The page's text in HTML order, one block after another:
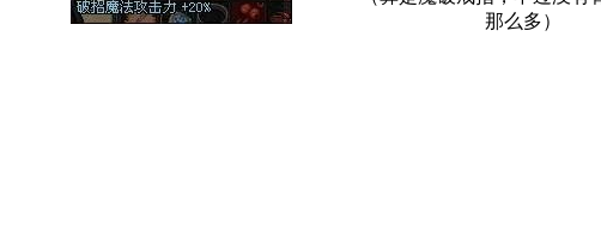
那么多）